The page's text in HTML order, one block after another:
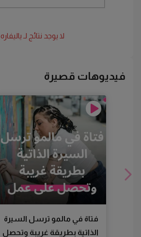
لا يوجد نتائج لـ ياليفاره
فيديوهات قصيرة
فتاة في مالمو ترسل السيرة
الذاتية بطريقة غريبة وتحصل